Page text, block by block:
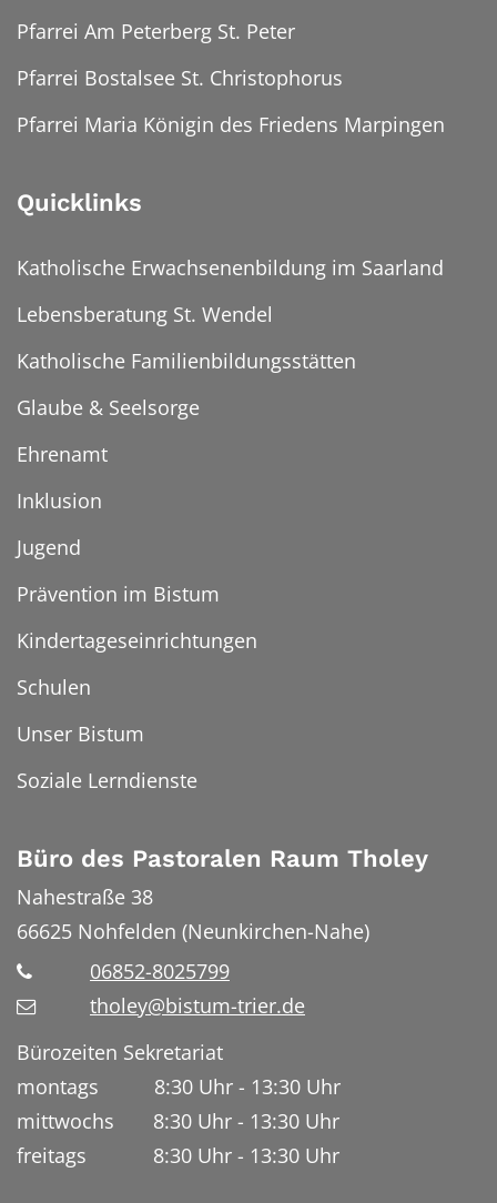
Pfarrei Am Peterberg St. Peter
Pfarrei Bostalsee St. Christophorus
Pfarrei Maria Königin des Friedens Marpingen
Quicklinks
Katholische Erwachsenenbildung im Saarland
Lebensberatung St. Wendel
Katholische Familienbildungsstätten
Glaube & Seelsorge
Ehrenamt
Inklusion
Jugend
Prävention im Bistum
Kindertageseinrichtungen
Schulen
Unser Bistum
Soziale Lerndienste
Büro des Pastoralen Raum Tholey
Nahestraße 38
66625 Nohfelden (Neunkirchen-Nahe)
06852-8025799
tholey@bistum-trier.de
Bürozeiten Sekretariat
montags 8:30 Uhr - 13:30 Uhr
mittwochs 8:30 Uhr - 13:30 Uhr
freitags 8:30 Uhr - 13:30 Uhr